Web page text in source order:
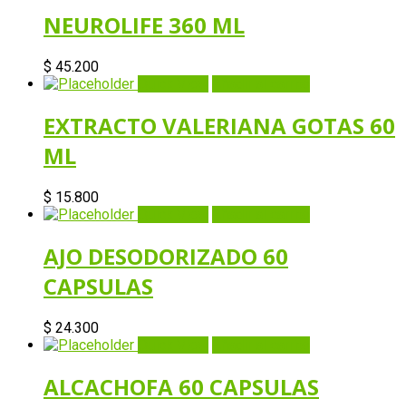
NEUROLIFE 360 ML
$ 45.200
EXTRACTO VALERIANA GOTAS 60
ML
$ 15.800
AJO DESODORIZADO 60
CAPSULAS
$ 24.300
ALCACHOFA 60 CAPSULAS